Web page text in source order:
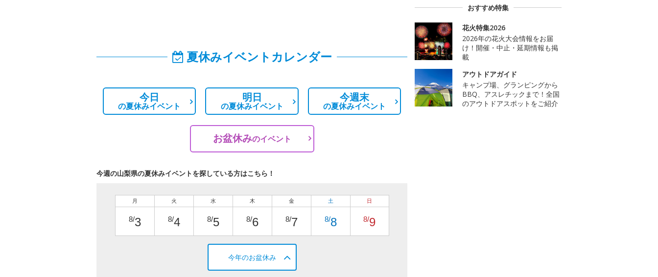
夏休みイベントカレンダー
今日
の夏休みイベント
明日
の夏休みイベント
今週末
の夏休みイベント
お盆休みのイベント
今週の山梨県の夏休みイベントを探している方はこちら！
月
8/3
火
8/4
水
8/5
木
8/6
金
8/7
土
8/8
日
8/9
今年のお盆休み
おすすめ特集
花火特集2026
2026年の花火大会情報をお届
け！開催・中止・延期情報も掲
載
アウトドアガイド
キャンプ場、グランピングから
BBQ、アスレチックまで！全国
のアウトドアスポットをご紹介